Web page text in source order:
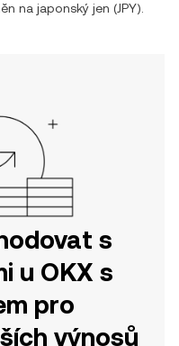
na japonský jen (JPY).
s
u OKX s
pro
výnosů